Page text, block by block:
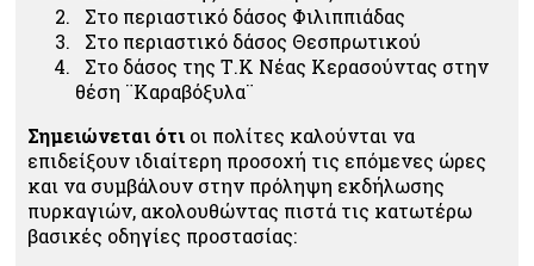
Στο περιαστικό δάσος Φιλιππιάδας
Στο περιαστικό δάσος Θεσπρωτικού
Στο δάσος της Τ.Κ Νέας Κερασούντας στην
θέση ¨Καραβόξυλα¨
Σημειώνεται ότι οι πολίτες καλούνται να
επιδείξουν ιδιαίτερη προσοχή τις επόμενες ώρες
και να συμβάλουν στην πρόληψη εκδήλωσης
πυρκαγιών, ακολουθώντας πιστά τις κατωτέρω
βασικές οδηγίες προστασίας: